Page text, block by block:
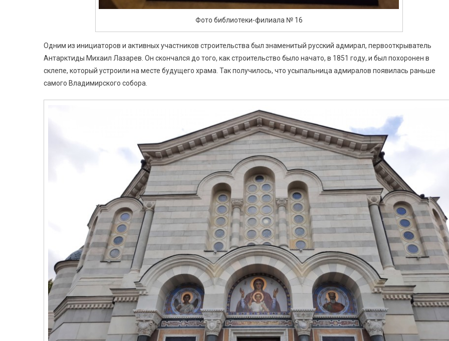
Фото библиотеки-филиала № 16
Одним из инициаторов и активных участников строительства был знаменитый русский адмирал, первооткрыватель
Антарктиды Михаил Лазарев. Он скончался до того, как строительство было начато, в 1851 году, и был похоронен в
склепе, который устроили на месте будущего храма. Так получилось, что усыпальница адмиралов появилась раньше
самого Владимирского собора.